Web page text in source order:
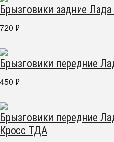
Брызговики задние
720 ₽
Брызговики передние
450 ₽
Брызговики передние
Кросс ТДА